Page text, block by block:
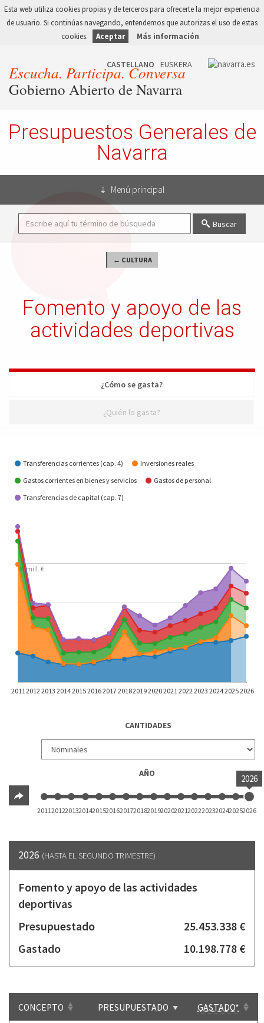
Esta web utiliza cookies propias y de terceros para ofrecerte la mejor experiencia
de usuario. Si continúas navegando, entendemos que autorizas el uso de estas
cookies.
Aceptar Más información
Escucha. Participa. Conversa
Gobierno Abierto de Navarra
Presupuestos Generales de
Navarra
Menú principal
Buscar
← CULTURA
Fomento y apoyo de las
actividades deportivas
¿Cómo se gasta?
¿Quién lo gasta?
¿Cómo se gasta?
Transferencias corrientes (cap. 4)
Inversiones reales
Gastos corrientes en bienes y servicios
Gastos de personal
Transferencias de capital (cap. 7)
2011 2012 2013 20142015201620172018201920202021 20222023202420252026
30 mill. €
CANTIDADES
AÑO 2026
2011201220132014201520162017201820192020202120222023202420252026
2026 (HASTA EL SEGUNDO TRIMESTRE)
Fomento y apoyo de las actividades
deportivas
Presupuestado
25.453.338 €
Gastado
10.198.778 €
CONCEPTO PRESUPUESTADO GASTADO*